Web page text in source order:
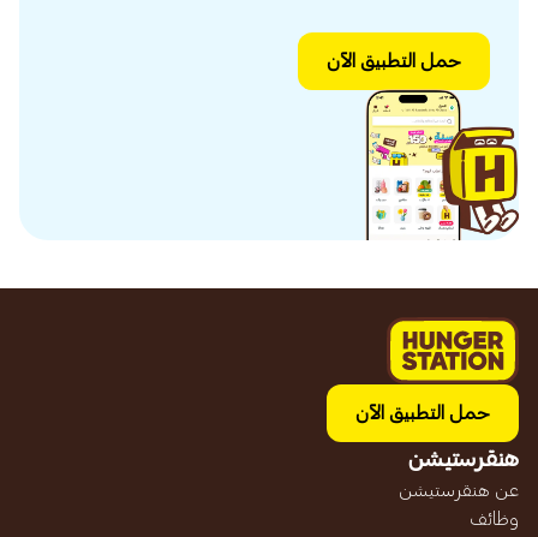
حمل التطبيق الآن
حمل التطبيق الآن
هنقرستيشن
عن هنقرستيشن
وظائف